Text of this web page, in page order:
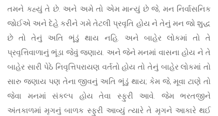
તમને કહ્યું તે છે. અને અમે તો એમ માન્યું છે જે, મન નિર્વાસનિક
જોઈએ અને દેહે કરીને ગમે તેટલી પ્રવૃતિ હોય ને તેનું મન જો શુદ્ધ
છે તો તેનું અતિ ભૂંડું થાય નહિ. અને બાહેર લોકમાં તો તે
પ્રવૃત્તિવાળાનું ભૂંડા જેવું જણાય. અને જેને મનમાં વાસના હોય ને તે
બાહેર સારી પેઠે નિવૃત્તિપરાયણ વર્તતો હોય તો તેનું બાહેર લોકમાં તો
સારુ જણાય પણ તેના જીવનું અતિ ભૂંડું થાય; કેમ જે, મૂવા ટાણે તો
જેવા મનમાં સંકલ્પ હોય તેવા સ્ફુરી આવે. જેમ ભરતજીને
અંતકાળમાં મૃગનું બાળક સ્ફુરી આવ્યું ત્યારે તે મૃગને આકારે થઈ